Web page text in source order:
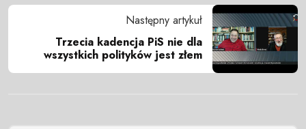
Następny artykuł
Trzecia kadencja PiS nie dla
wszystkich polityków jest złem